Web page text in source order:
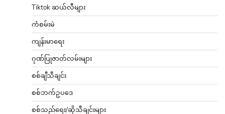
Tiktok ဆယ်လီများ
ကံစမ်းမဲ
ကျန်းမာရေး
ဂုဏ်ပြုဇာတ်လမ်းများ
စစ်ချီသီချင်း
စစ်ဘက်ဥပဒေ
စစ်သည်ရေး/ဆိုသီချင်းများ